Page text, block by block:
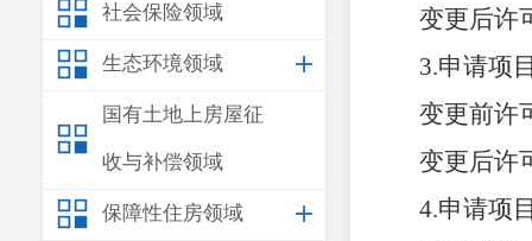
社会保险领域
生态环境领域
国有土地上房屋征
收与补偿领域
保障性住房领域
变更后许
3.申请项
变更前许
变更后许
4.申请项